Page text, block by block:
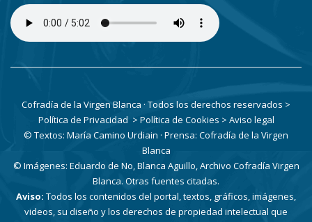
Cofradía de la Virgen Blanca · Todos los derechos reservados >
Política de Privacidad > Política de Cookies > Aviso legal
© Textos: María Camino Urdiain · Prensa: Cofradía de la Virgen
Blanca
© Imágenes: Eduardo de No, Blanca Aguillo, Archivo Cofradía Virgen
Blanca. Otras fuentes citadas.
Aviso: Todos los contenidos del portal, textos, gráficos, imágenes,
videos, su diseño y los derechos de propiedad intelectual que